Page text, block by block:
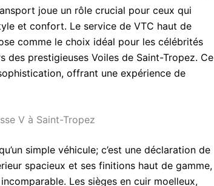
joue un rôle crucial pour ceux qui
et confort. Le service de VTC haut de
comme le choix idéal pour les célébrités
des prestigieuses Voiles de Saint-Tropez. Ce
offrant une expérience de
V à Saint-Tropez
simple véhicule; c’est une déclaration de
spacieux et ses finitions haut de gamme,
Les sièges en cuir moelleux,